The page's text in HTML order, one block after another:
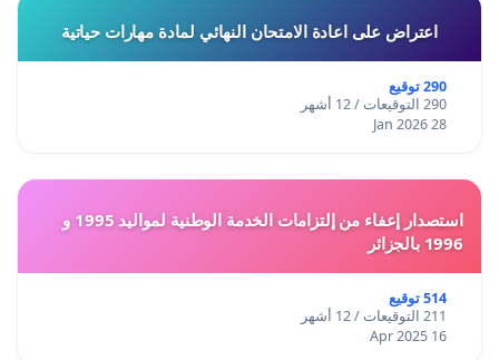
اعتراض على اعادة الامتحان النهائي لمادة مهارات حياتية
290 توقيع
290 التوقيعات / 12 أشهر
28 Jan 2026
استصدار إعفاء من إلتزامات الخدمة الوطنية لمواليد 1995 و
1996 بالجزائر
514 توقيع
211 التوقيعات / 12 أشهر
16 Apr 2025